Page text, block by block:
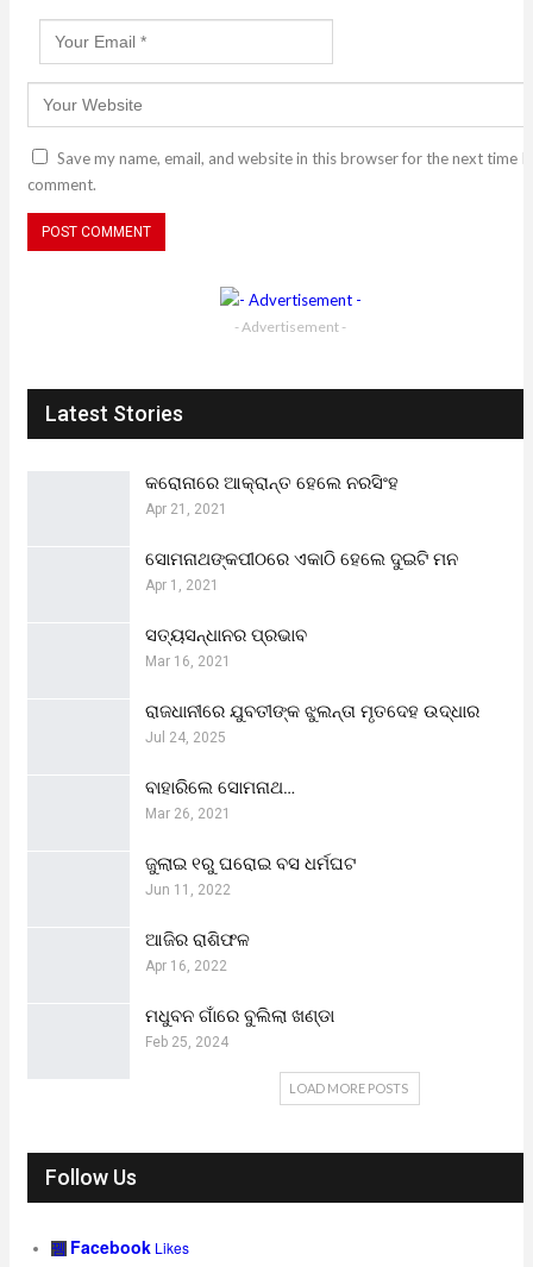
Save my name, email, and website in this browser for the next time I
comment.
- Advertisement -
Latest Stories
କରୋନାରେ ଆକ୍ରାନ୍ତ ହେଲେ ନରସିଂହ
Apr 21, 2021
ସୋମନାଥଙ୍କପୀଠରେ ଏକାଠି ହେଲେ ଦୁଇଟି ମନ
Apr 1, 2021
ସତ୍ୟସନ୍ଧାନର ପ୍ରଭାବ
Mar 16, 2021
ରାଜଧାନୀରେ ଯୁବତୀଙ୍କ ଝୁଲନ୍ତା ମୃତଦେହ ଉଦ୍ଧାର
Jul 24, 2025
ବାହାରିଲେ ସୋମନାଥ…
Mar 26, 2021
ଜୁଲାଇ ୧ରୁ ଘରୋଇ ବସ ଧର୍ମଘଟ
Jun 11, 2022
ଆଜିର ରାଶିଫଳ
Apr 16, 2022
ମଧୁବନ ଗାଁରେ ବୁଲିଲା ଖଣ୍ଡା
Feb 25, 2024
LOAD MORE POSTS
Follow Us
Facebook Likes